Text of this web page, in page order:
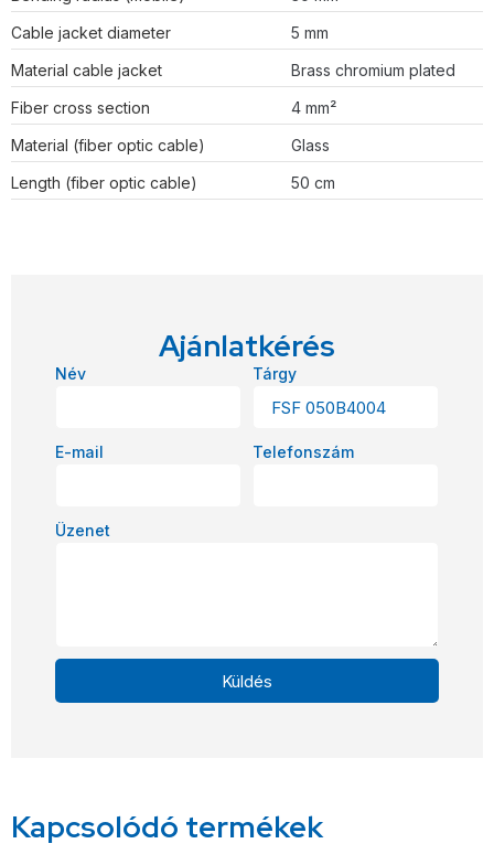
Cable jacket diameter
5 mm
Material cable jacket
Brass chromium plated
Fiber cross section
4 mm²
Material (fiber optic cable)
Glass
Length (fiber optic cable)
50 cm
Ajánlatkérés
Név Tárgy
E-mail Telefonszám
Üzenet
Küldés
Kapcsolódó termékek